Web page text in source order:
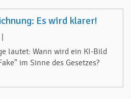
Es wird klarer!
lautet: Wann wird ein KI-Bild
im Sinne des Gesetzes?